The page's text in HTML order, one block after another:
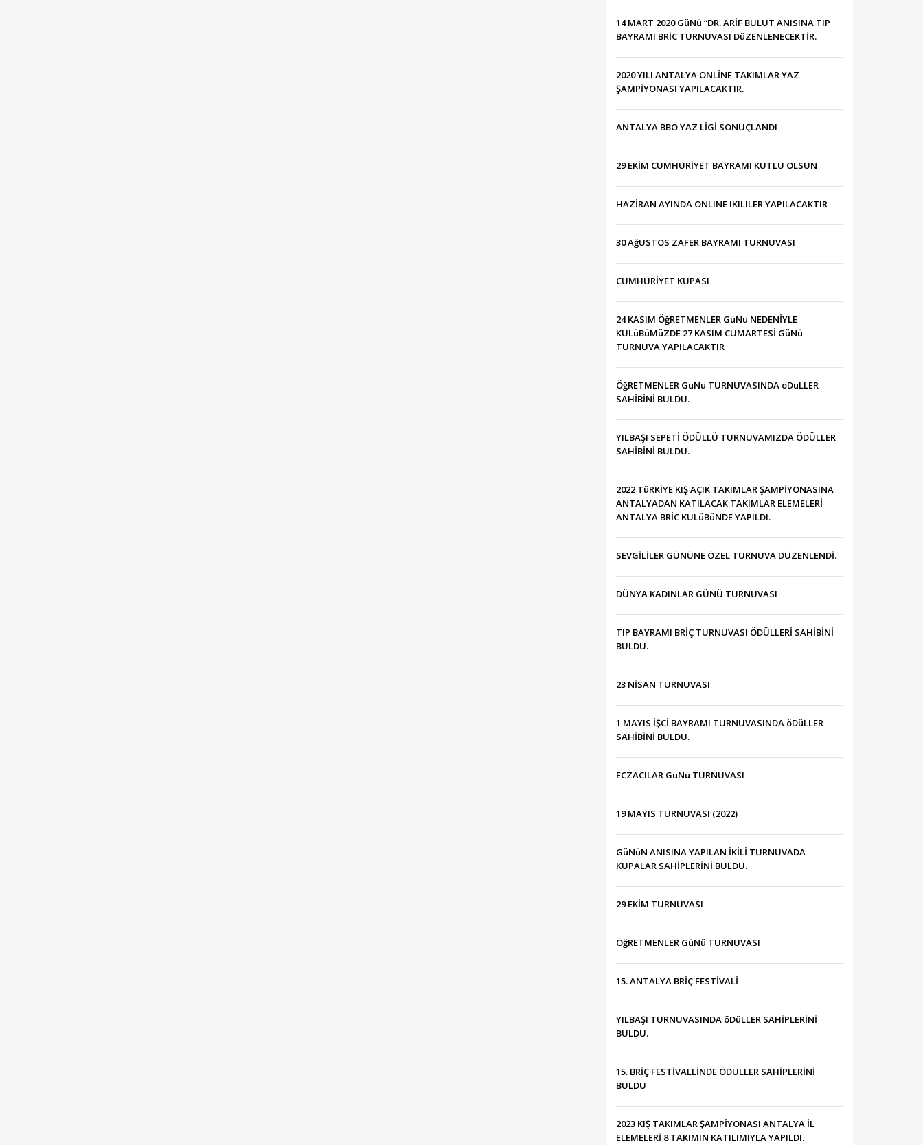
14 MART 2020 GüNü “DR. ARİF BULUT ANISINA TIP
BAYRAMI BRİC TURNUVASI DüZENLENECEKTİR.
2020 YILI ANTALYA ONLİNE TAKIMLAR YAZ
ŞAMPİYONASI YAPILACAKTIR.
ANTALYA BBO YAZ LİGİ SONUÇLANDI
29 EKİM CUMHURİYET BAYRAMI KUTLU OLSUN
HAZİRAN AYINDA ONLINE IKILILER YAPILACAKTIR
30 AğUSTOS ZAFER BAYRAMI TURNUVASI
CUMHURİYET KUPASI
24 KASIM ÖğRETMENLER GüNü NEDENİYLE
KULüBüMüZDE 27 KASIM CUMARTESİ GüNü
TURNUVA YAPILACAKTIR
ÖğRETMENLER GüNü TURNUVASINDA öDüLLER
SAHİBİNİ BULDU.
YILBAŞI SEPETİ ÖDÜLLÜ TURNUVAMIZDA ÖDÜLLER
SAHİBİNİ BULDU.
2022 TüRKİYE KIŞ AÇIK TAKIMLAR ŞAMPİYONASINA
ANTALYADAN KATILACAK TAKIMLAR ELEMELERİ
ANTALYA BRİC KULüBüNDE YAPILDI.
SEVGİLİLER GÜNÜNE ÖZEL TURNUVA DÜZENLENDİ.
DÜNYA KADINLAR GÜNÜ TURNUVASI
TIP BAYRAMI BRİÇ TURNUVASI ÖDÜLLERİ SAHİBİNİ
BULDU.
23 NİSAN TURNUVASI
1 MAYIS İŞCİ BAYRAMI TURNUVASINDA öDüLLER
SAHİBİNİ BULDU.
ECZACILAR GüNü TURNUVASI
19 MAYIS TURNUVASI (2022)
GüNüN ANISINA YAPILAN İKİLİ TURNUVADA
KUPALAR SAHİPLERİNİ BULDU.
29 EKİM TURNUVASI
ÖğRETMENLER GüNü TURNUVASI
15. ANTALYA BRİÇ FESTİVALİ
YILBAŞI TURNUVASINDA öDüLLER SAHİPLERİNİ
BULDU.
15. BRİÇ FESTİVALLİNDE ÖDÜLLER SAHİPLERİNİ
BULDU
2023 KIŞ TAKIMLAR ŞAMPİYONASI ANTALYA İL
ELEMELERİ 8 TAKIMIN KATILIMIYLA YAPILDI.